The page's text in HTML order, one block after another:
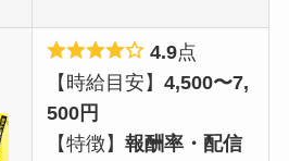
4.9点
【時給目安】4,500〜7,
500円
【特徴】報酬率・配信